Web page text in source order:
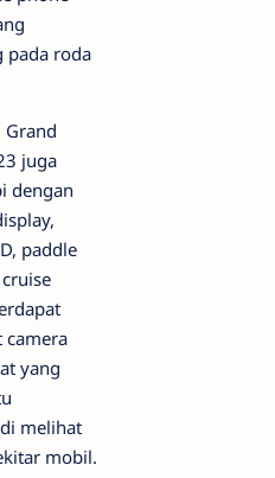
pada roda
Grand
juga
dengan
paddle
camera
yang
melihat
mobil.